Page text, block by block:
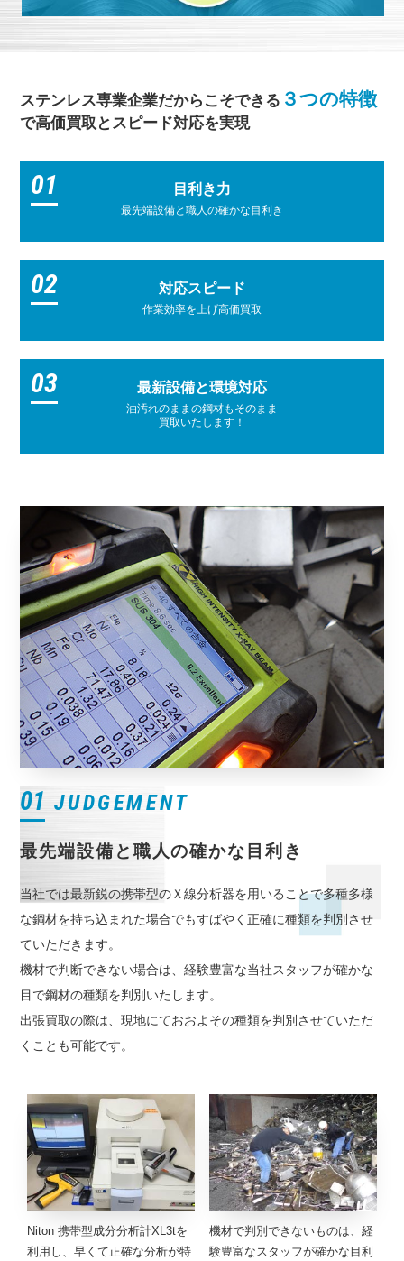
ステンレス専業企業だからこそできる ３つの特徴
で高価買取とスピード対応を実現
01 目利き力
最先端設備と職人の確かな目利き
02 対応スピード
作業効率を上げ高価買取
03 最新設備と環境対応
油汚れのままの鋼材もそのまま
買取いたします！
01 JUDGEMENT
最先端設備と職人の確かな目利き
当社では最新鋭の携帯型のＸ線分析器を用いることで多種多様
な鋼材を持ち込まれた場合でもすばやく正確に種類を判別させ
ていただきます。
機材で判断できない場合は、経験豊富な当社スタッフが確かな
目で鋼材の種類を判別いたします。
出張買取の際は、現地にておおよその種類を判別させていただ
くことも可能です。
Niton 携帯型成分分析計XL3tを
利用し、早くて正確な分析が特
機材で判別できないものは、経
験豊富なスタッフが確かな目利